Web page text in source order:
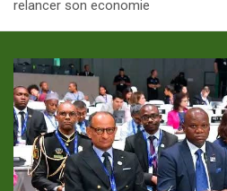
relancer son economie
p